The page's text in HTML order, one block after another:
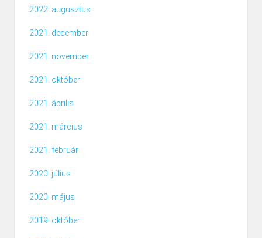
2022. augusztus
2021. december
2021. november
2021. október
2021. április
2021. március
2021. február
2020. július
2020. május
2019. október